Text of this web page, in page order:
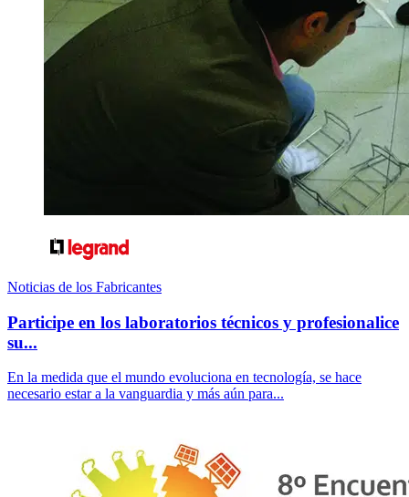
Noticias de los Fabricantes
Participe en los laboratorios técnicos y profesionalice
su...
En la medida que el mundo evoluciona en tecnología, se hace
necesario estar a la vanguardia y más aún para...